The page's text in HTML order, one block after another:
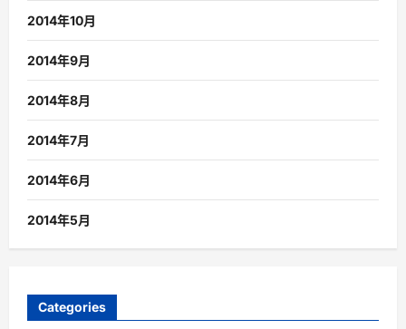
2014年10月
2014年9月
2014年8月
2014年7月
2014年6月
2014年5月
Categories